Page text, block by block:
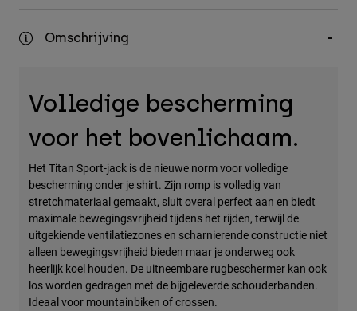
All Accessories
Hats & Caps
Omschrijving
Volledige bescherming
voor het bovenlichaam.
Het Titan Sport-jack is de nieuwe norm voor volledige
bescherming onder je shirt. Zijn romp is volledig van
stretchmateriaal gemaakt, sluit overal perfect aan en biedt
maximale bewegingsvrijheid tijdens het rijden, terwijl de
uitgekiende ventilatiezones en scharnierende constructie niet
alleen bewegingsvrijheid bieden maar je onderweg ook
heerlijk koel houden. De uitneembare rugbeschermer kan ook
los worden gedragen met de bijgeleverde schouderbanden.
Ideaal voor mountainbiken of crossen.